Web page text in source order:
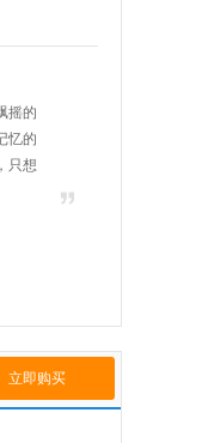
摇的
忆的
只想
立即购买